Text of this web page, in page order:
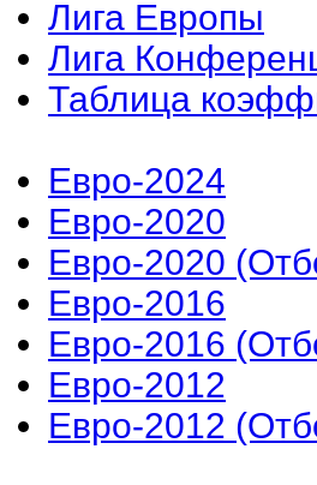
Лига Европы
Лига
Таблица
Евро-2024
Евро-2020
Евро-2020
Евро-2016
Евро-2016
Евро-2012
Евро-2012